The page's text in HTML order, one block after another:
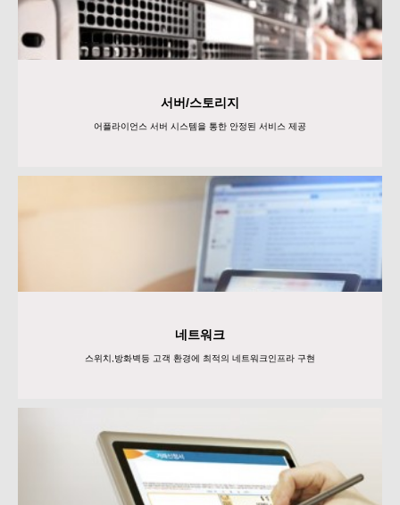
서버/스토리지
어플라이언스 서버 시스템을 통한 안정된 서비스 제공
네트워크
스위치,방화벽등 고객 환경에 최적의 네트워크인프라 구현